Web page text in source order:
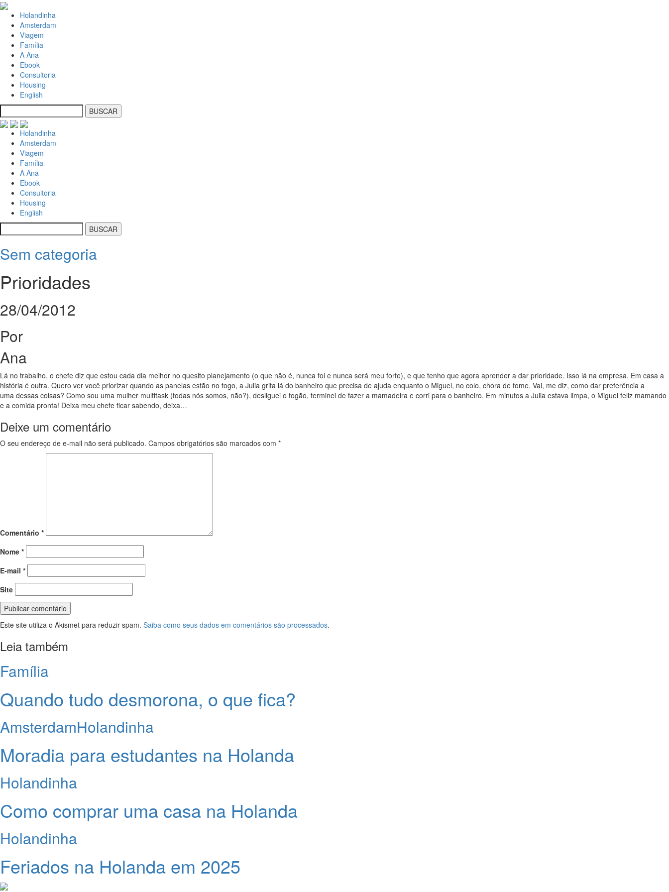
Holandinha
Amsterdam
Viagem
Família
A Ana
Ebook
Consultoria
Housing
English
Holandinha
Amsterdam
Viagem
Família
A Ana
Ebook
Consultoria
Housing
English
Sem categoria
Prioridades
28/04/2012
Por
Ana
Lá no trabalho, o chefe diz que estou cada dia melhor no quesito planejamento (o que não é, nunca foi e nunca será meu forte), e que tenho que agora aprender a dar prioridade. Isso lá na empresa. Em casa a
história é outra. Quero ver você priorizar quando as panelas estão no fogo, a Julia grita lá do banheiro que precisa de ajuda enquanto o Miguel, no colo, chora de fome. Vai, me diz, como dar preferência a
uma dessas coisas? Como sou uma mulher multitask (todas nós somos, não?), desliguei o fogão, terminei de fazer a mamadeira e corri para o banheiro. Em minutos a Julia estava limpa, o Miguel feliz mamando
e a comida pronta! Deixa meu chefe ficar sabendo, deixa…
Deixe um comentário
O seu endereço de e-mail não será publicado. Campos obrigatórios são marcados com *
Comentário *
Nome *
E-mail *
Site
Este site utiliza o Akismet para reduzir spam. Saiba como seus dados em comentários são processados.
Leia também
Família
Quando tudo desmorona, o que fica?
AmsterdamHolandinha
Moradia para estudantes na Holanda
Holandinha
Como comprar uma casa na Holanda
Holandinha
Feriados na Holanda em 2025